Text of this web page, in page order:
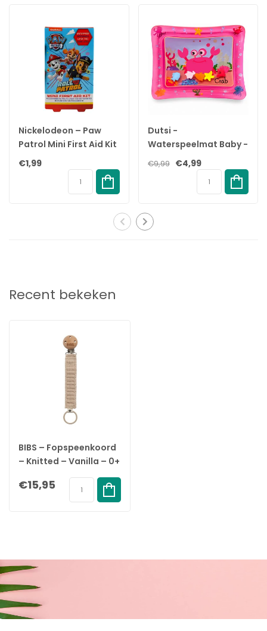
✓ Lengte van ± 20 cm – volgens Europese veiligheidsnorm
EN12586+A1:2011
✓ Geschikt voor alle soorten fopspenen – universele pasvorm
✓ 100% recyclebaar – milieuvriendelijk geproduceerd
✓ Vanaf 0 maanden – veilig voor de allerkleinsten
Specificaties:
Merk: BIBS
Producttype: Fopspeenkoord
Variant: Knitted – Vanilla
Materiaal: 100% biologisch katoen (GOTS) + FSC-hout
Clip: Nikkelvrij met metalen bevestiging
Compatibel met: Alle fopspenen
Nickelodeon – Paw
Patrol Mini First Aid Kit
– 2+ jaar
€1,99
Dutsi -
Waterspeelmat Baby -
Watermat - Stimuleert
Motorische
Ontwikkeling - BPA Vrij
Kraamcadeau -
61x50cm – Roze
€9,99 €4,99
Recent bekeken
BIBS – Fopspeenkoord
– Knitted – Vanilla – 0+
€15,95